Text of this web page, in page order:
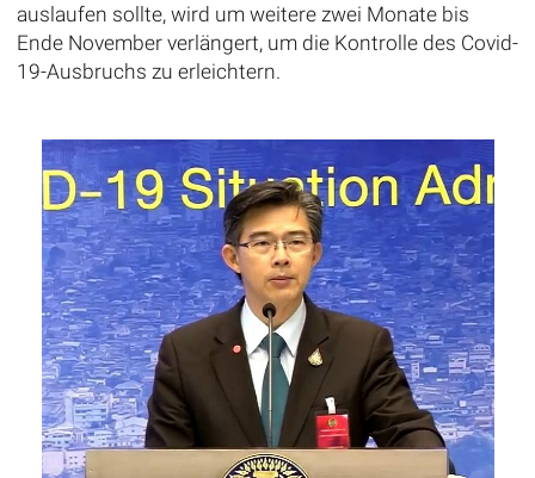
auslaufen sollte, wird um weitere zwei Monate bis
Ende November verlängert, um die Kontrolle des Covid-
19-Ausbruchs zu erleichtern.